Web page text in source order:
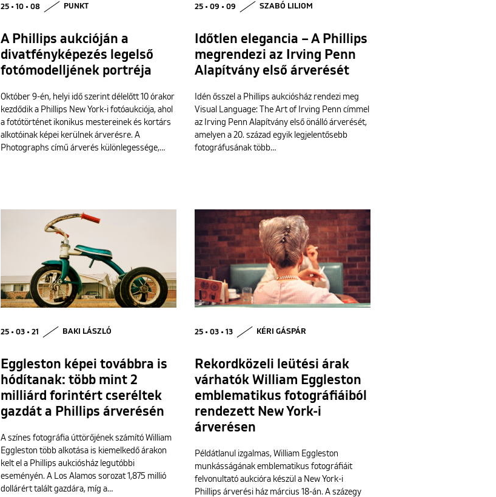
25 • 10 • 08 PUNKT
A Phillips aukcióján a
divatfényképezés legelső
fotómodelljének portréja
Október 9-én, helyi idő szerint délelőtt 10 órakor
kezdődik a Phillips New York-i fotóaukciója, ahol
a fotótörténet ikonikus mestereinek és kortárs
alkotóinak képei kerülnek árverésre. A
Photographs című árverés különlegessége,…
25 • 09 • 09 SZABÓ LILIOM
Időtlen elegancia – A Phillips
megrendezi az Irving Penn
Alapítvány első árverését
Idén ősszel a Phillips aukciósház rendezi meg
Visual Language: The Art of Irving Penn címmel
az Irving Penn Alapítvány első önálló árverését,
amelyen a 20. század egyik legjelentősebb
fotográfusának több…
25 • 03 • 21 BAKI LÁSZLÓ
Eggleston képei továbbra is
hódítanak: több mint 2
milliárd forintért cseréltek
gazdát a Phillips árverésén
A színes fotográfia úttörőjének számító William
Eggleston több alkotása is kiemelkedő árakon
kelt el a Phillips aukciósház legutóbbi
eseményén. A Los Alamos sorozat 1,875 millió
dollárért talált gazdára, míg a…
25 • 03 • 13 KÉRI GÁSPÁR
Rekordközeli leütési árak
várhatók William Eggleston
emblematikus fotográfiáiból
rendezett New York-i
árverésen
Példátlanul izgalmas, William Eggleston
munkásságának emblematikus fotográfiáit
felvonultató aukcióra készül a New York-i
Phillips árverési ház március 18-án. A százegy